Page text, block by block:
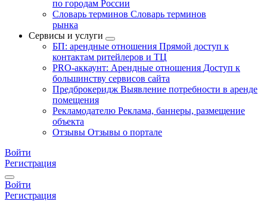
по городам России
Словарь терминов Словарь терминов
рынка
Сервисы и услуги
БП: арендные отношения Прямой доступ к
контактам ритейлеров и ТЦ
PRO-аккаунт: Арендные отношения Доступ к
большинству сервисов сайта
Предброкеридж Выявление потребности в аренде
помещения
Рекламодателю Реклама, баннеры, размещение
объекта
Отзывы Отзывы о портале
Войти
Регистрация
Войти
Регистрация